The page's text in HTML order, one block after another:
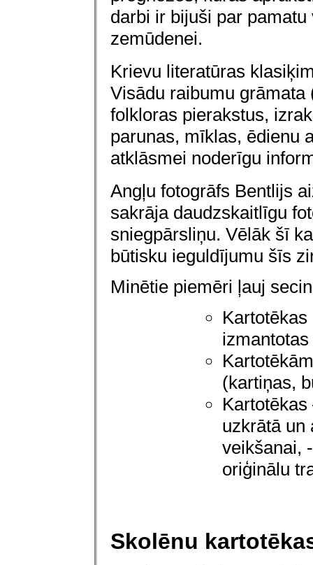
darbi ir bijuši par
zemūdenei.
Krievu literatūras
Visādu raibumu grāmata
folkloras pierakstus,
parunas, mīklas, ēdienu
atklāsmei noderīgu
Angļu fotogrāfs Bentlijs
sakrāja daudzskaitlīgu
sniegpārsliņu. Vēlāk šī
būtisku ieguldījumu šīs
Minētie piemēri ļauj
(kartiņas,
uzkrātā un
veikšanai,
oriģinālu
Skolēnu